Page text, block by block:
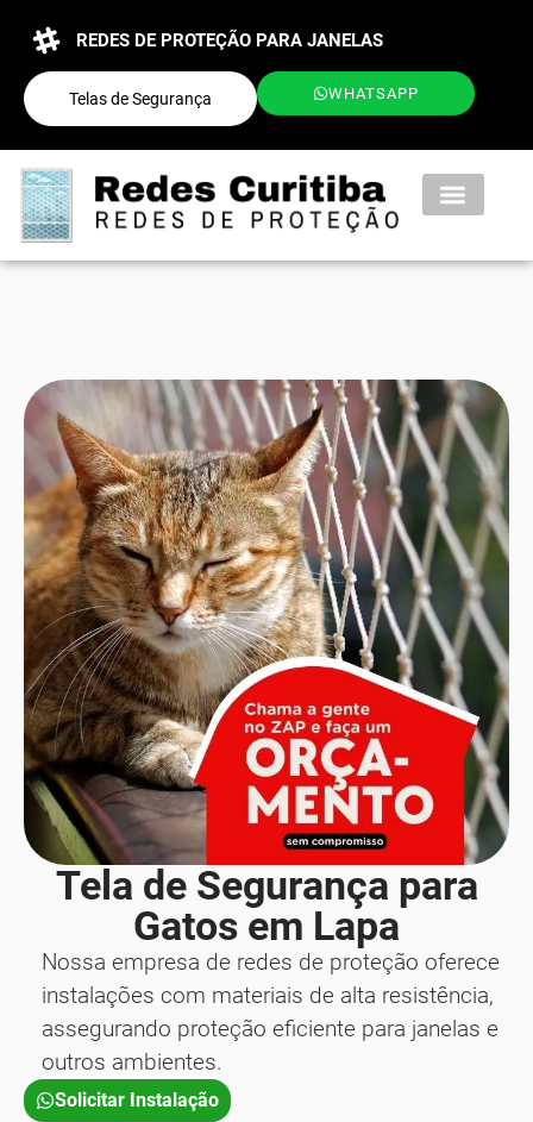
REDES DE PROTEÇÃO PARA JANELAS
Telas de Segurança WHATSAPP
Tela de Segurança para
Gatos em Lapa
Nossa empresa de redes de proteção oferece
instalações com materiais de alta resistência,
assegurando proteção eficiente para janelas e
outros ambientes.
Solicitar Instalação